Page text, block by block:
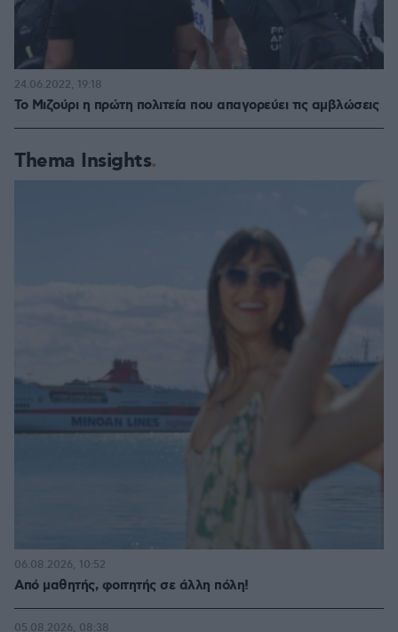
Το Μιζούρι η πρώτη πολιτεία που απαγορεύει τις αμβλώσεις
24.06.2022, 19:18
Thema Insights
Από μαθητής, φοιτητής σε άλλη πόλη!
06.08.2026, 10:52
05.08.2026, 08:38